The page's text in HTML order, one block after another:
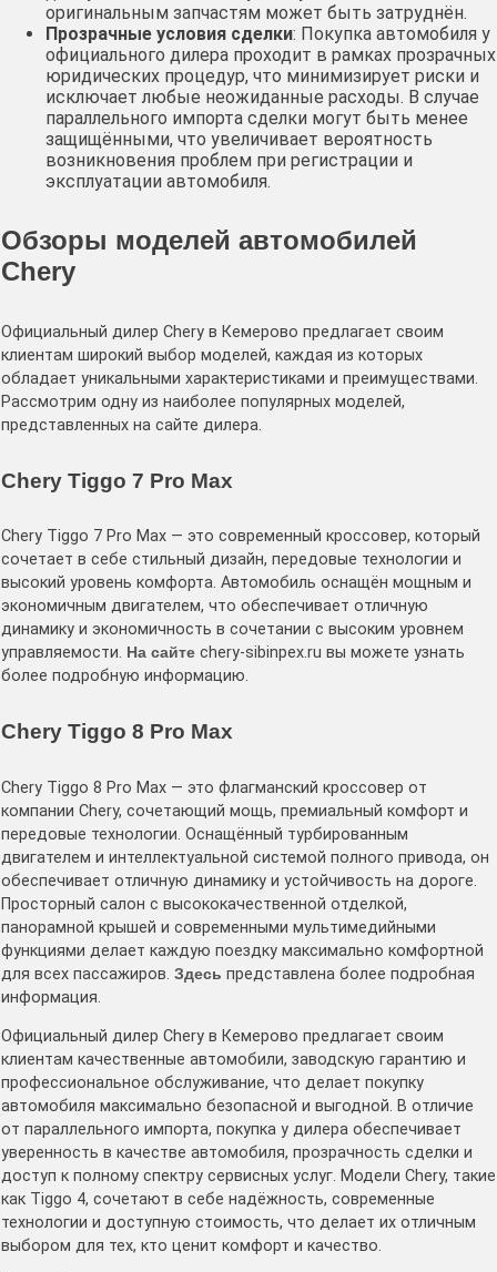
оригинальным запчастям может быть затруднён.
Прозрачные условия сделки: Покупка автомобиля у
официального дилера проходит в рамках прозрачных
юридических процедур, что минимизирует риски и
исключает любые неожиданные расходы. В случае
параллельного импорта сделки могут быть менее
защищёнными, что увеличивает вероятность
возникновения проблем при регистрации и
эксплуатации автомобиля.
Обзоры моделей автомобилей
Chery
Официальный дилер Chery в Кемерово предлагает своим
клиентам широкий выбор моделей, каждая из которых
обладает уникальными характеристиками и преимуществами.
Рассмотрим одну из наиболее популярных моделей,
представленных на сайте дилера.
Chery Tiggo 7 Pro Max
Chery Tiggo 7 Pro Max — это современный кроссовер, который
сочетает в себе стильный дизайн, передовые технологии и
высокий уровень комфорта. Автомобиль оснащён мощным и
экономичным двигателем, что обеспечивает отличную
динамику и экономичность в сочетании с высоким уровнем
управляемости. На сайте chery-sibinpex.ru вы можете узнать
более подробную информацию.
Chery Tiggo 8 Pro Max
Chery Tiggo 8 Pro Max — это флагманский кроссовер от
компании Chery, сочетающий мощь, премиальный комфорт и
передовые технологии. Оснащённый турбированным
двигателем и интеллектуальной системой полного привода, он
обеспечивает отличную динамику и устойчивость на дороге.
Просторный салон с высококачественной отделкой,
панорамной крышей и современными мультимедийными
функциями делает каждую поездку максимально комфортной
для всех пассажиров. Здесь представлена более подробная
информация.
Официальный дилер Chery в Кемерово предлагает своим
клиентам качественные автомобили, заводскую гарантию и
профессиональное обслуживание, что делает покупку
автомобиля максимально безопасной и выгодной. В отличие
от параллельного импорта, покупка у дилера обеспечивает
уверенность в качестве автомобиля, прозрачность сделки и
доступ к полному спектру сервисных услуг. Модели Chery, такие
как Tiggo 4, сочетают в себе надёжность, современные
технологии и доступную стоимость, что делает их отличным
выбором для тех, кто ценит комфорт и качество.